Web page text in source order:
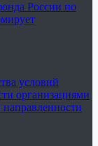
России по
условий
организациями